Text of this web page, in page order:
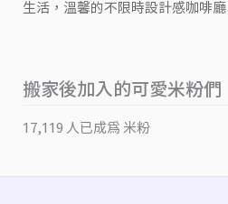
生活，溫馨的不限時設計感咖啡
搬家後加入的可愛米粉們
17,119 人已成為 米粉